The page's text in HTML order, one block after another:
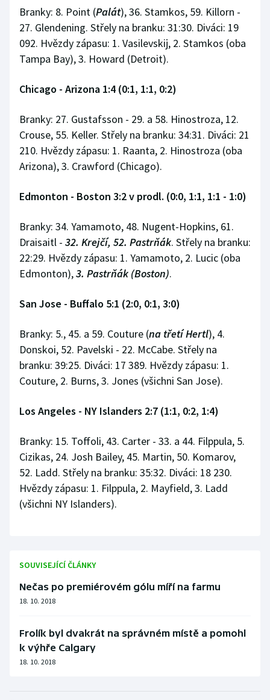
Branky: 8. Point (Palát), 36. Stamkos, 59. Killorn -
27. Glendening. Střely na branku: 31:30. Diváci: 19
092. Hvězdy zápasu: 1. Vasilevskij, 2. Stamkos (oba
Tampa Bay), 3. Howard (Detroit).
Chicago - Arizona 1:4 (0:1, 1:1, 0:2)
Branky: 27. Gustafsson - 29. a 58. Hinostroza, 12.
Crouse, 55. Keller. Střely na branku: 34:31. Diváci: 21
210. Hvězdy zápasu: 1. Raanta, 2. Hinostroza (oba
Arizona), 3. Crawford (Chicago).
Edmonton - Boston 3:2 v prodl. (0:0, 1:1, 1:1 - 1:0)
Branky: 34. Yamamoto, 48. Nugent-Hopkins, 61.
Draisaitl - 32. Krejčí, 52. Pastrňák. Střely na branku:
22:29. Hvězdy zápasu: 1. Yamamoto, 2. Lucic (oba
Edmonton),3. Pastrňák (Boston).
San Jose - Buffalo 5:1 (2:0, 0:1, 3:0)
Branky: 5., 45. a 59. Couture (na třetí Hertl), 4.
Donskoi, 52. Pavelski - 22. McCabe. Střely na
branku: 39:25. Diváci: 17 389. Hvězdy zápasu: 1.
Couture, 2. Burns, 3. Jones (všichni San Jose).
Los Angeles - NY Islanders 2:7 (1:1, 0:2, 1:4)
Branky: 15. Toffoli, 43. Carter - 33. a 44. Filppula, 5.
Cizikas, 24. Josh Bailey, 45. Martin, 50. Komarov,
52. Ladd. Střely na branku: 35:32. Diváci: 18 230.
Hvězdy zápasu: 1. Filppula, 2. Mayfield, 3. Ladd
(všichni NY Islanders).
SOUVISEJÍCÍ ČLÁNKY
Nečas po premiérovém gólu míří na farmu
18. 10. 2018
Frolík byl dvakrát na správném místě a pomohl
k výhře Calgary
18. 10. 2018